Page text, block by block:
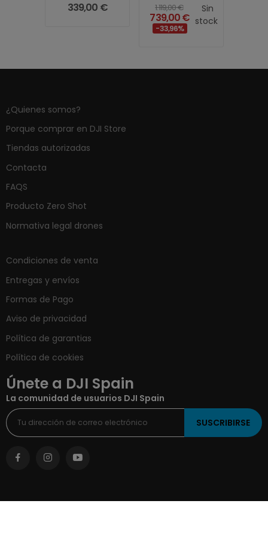
339,00 € 1.119,00 €
739,00 €
-33,96%
Sin
stock
¿Quienes somos?
Porque comprar en DJI Store
Tiendas autorizadas
Contacta
FAQS
Producto Zero Shot
Normativa legal drones
Condiciones de venta
Entregas y envíos
Formas de Pago
Aviso de privacidad
Política de garantias
Política de cookies
Únete a DJI Spain
La comunidad de usuarios DJI Spain
SUSCRIBIRSE